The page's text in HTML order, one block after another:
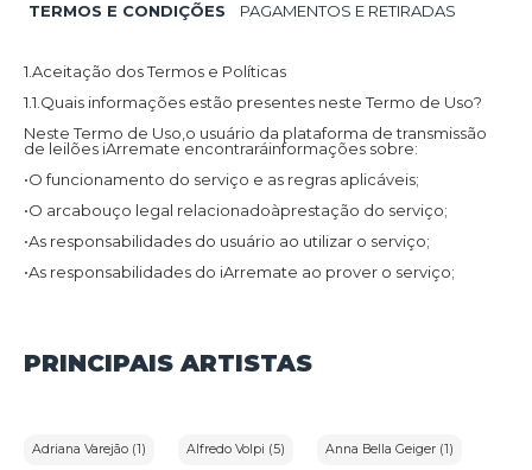
TERMOS E CONDIÇÕES PAGAMENTOS E RETIRADAS
1.Aceitação dos Termos e Políticas
1.1.Quais informações estão presentes neste Termo de Uso?
Neste Termo de Uso,o usuário da plataforma de transmissão
de leilões iArremate encontraráinformações sobre:
•O funcionamento do serviço e as regras aplicáveis;
•O arcabouço legal relacionadoàprestação do serviço;
•As responsabilidades do usuário ao utilizar o serviço;
•As responsabilidades do iArremate ao prover o serviço;
deste Termo de Uso tenham sido violadas.
são coletados,o compartilhamento de dados com terceiros e
as medidas de segurança implementadas para proteger esses
PRINCIPAIS ARTISTAS
Adriana Varejão (1) Alfredo Volpi (5) Anna Bella Geiger (1)